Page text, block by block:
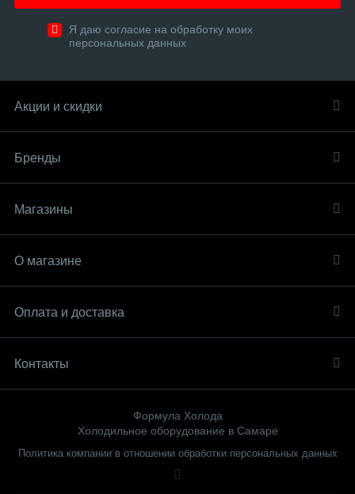
Я даю согласие на обработку моих
персональных данных
Акции и скидки
Бренды
Магазины
О магазине
Оплата и доставка
Контакты
Формула Холода
Холодильное оборудование в Самаре
Политика компании в отношении обработки персональных данных